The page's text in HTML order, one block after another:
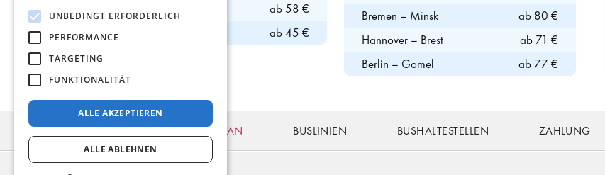
ab 58 €
Bus nach Kiew
ab 45 €
Bremen – Minsk
ab 80 €
Hannover – Brest
ab 71 €
Berlin – Gomel
ab 77 €
BUSTICKETS FAHRPLAN BUSLINIEN BUSHALTESTELLEN ZAHLUNG
UNBEDINGT ERFORDERLICH
PERFORMANCE
TARGETING
FUNKTIONALITÄT
ALLE AKZEPTIEREN
ALLE ABLEHNEN